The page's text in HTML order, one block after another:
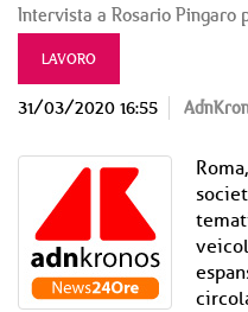
Intervista a Rosario Pingaro
LAVORO
31/03/2020 16:55